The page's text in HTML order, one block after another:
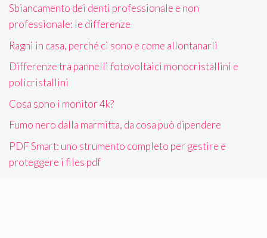
Sbiancamento dei denti professionale e non
professionale: le differenze
Ragni in casa, perché ci sono e come allontanarli
Differenze tra pannelli fotovoltaici monocristallini e
policristallini
Cosa sono i monitor 4k?
Fumo nero dalla marmitta, da cosa può dipendere
PDF Smart: uno strumento completo per gestire e
proteggere i files pdf